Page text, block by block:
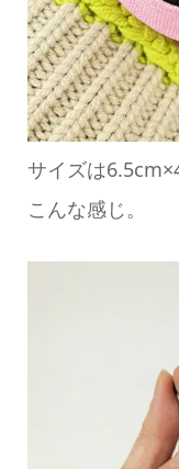
サイズは
こんな感じ。